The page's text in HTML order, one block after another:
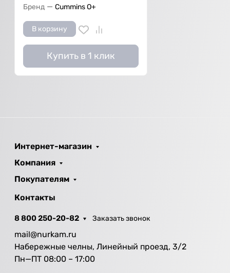
Бренд — Cummins O+
В корзину
Купить в 1 клик
Интернет-магазин
Компания
Покупателям
Контакты
8 800 250-20-82 Заказать звонок
mail@nurkam.ru
Набережные челны, Линейный проезд, 3/2
Пн—ПТ 08:00 – 17:00